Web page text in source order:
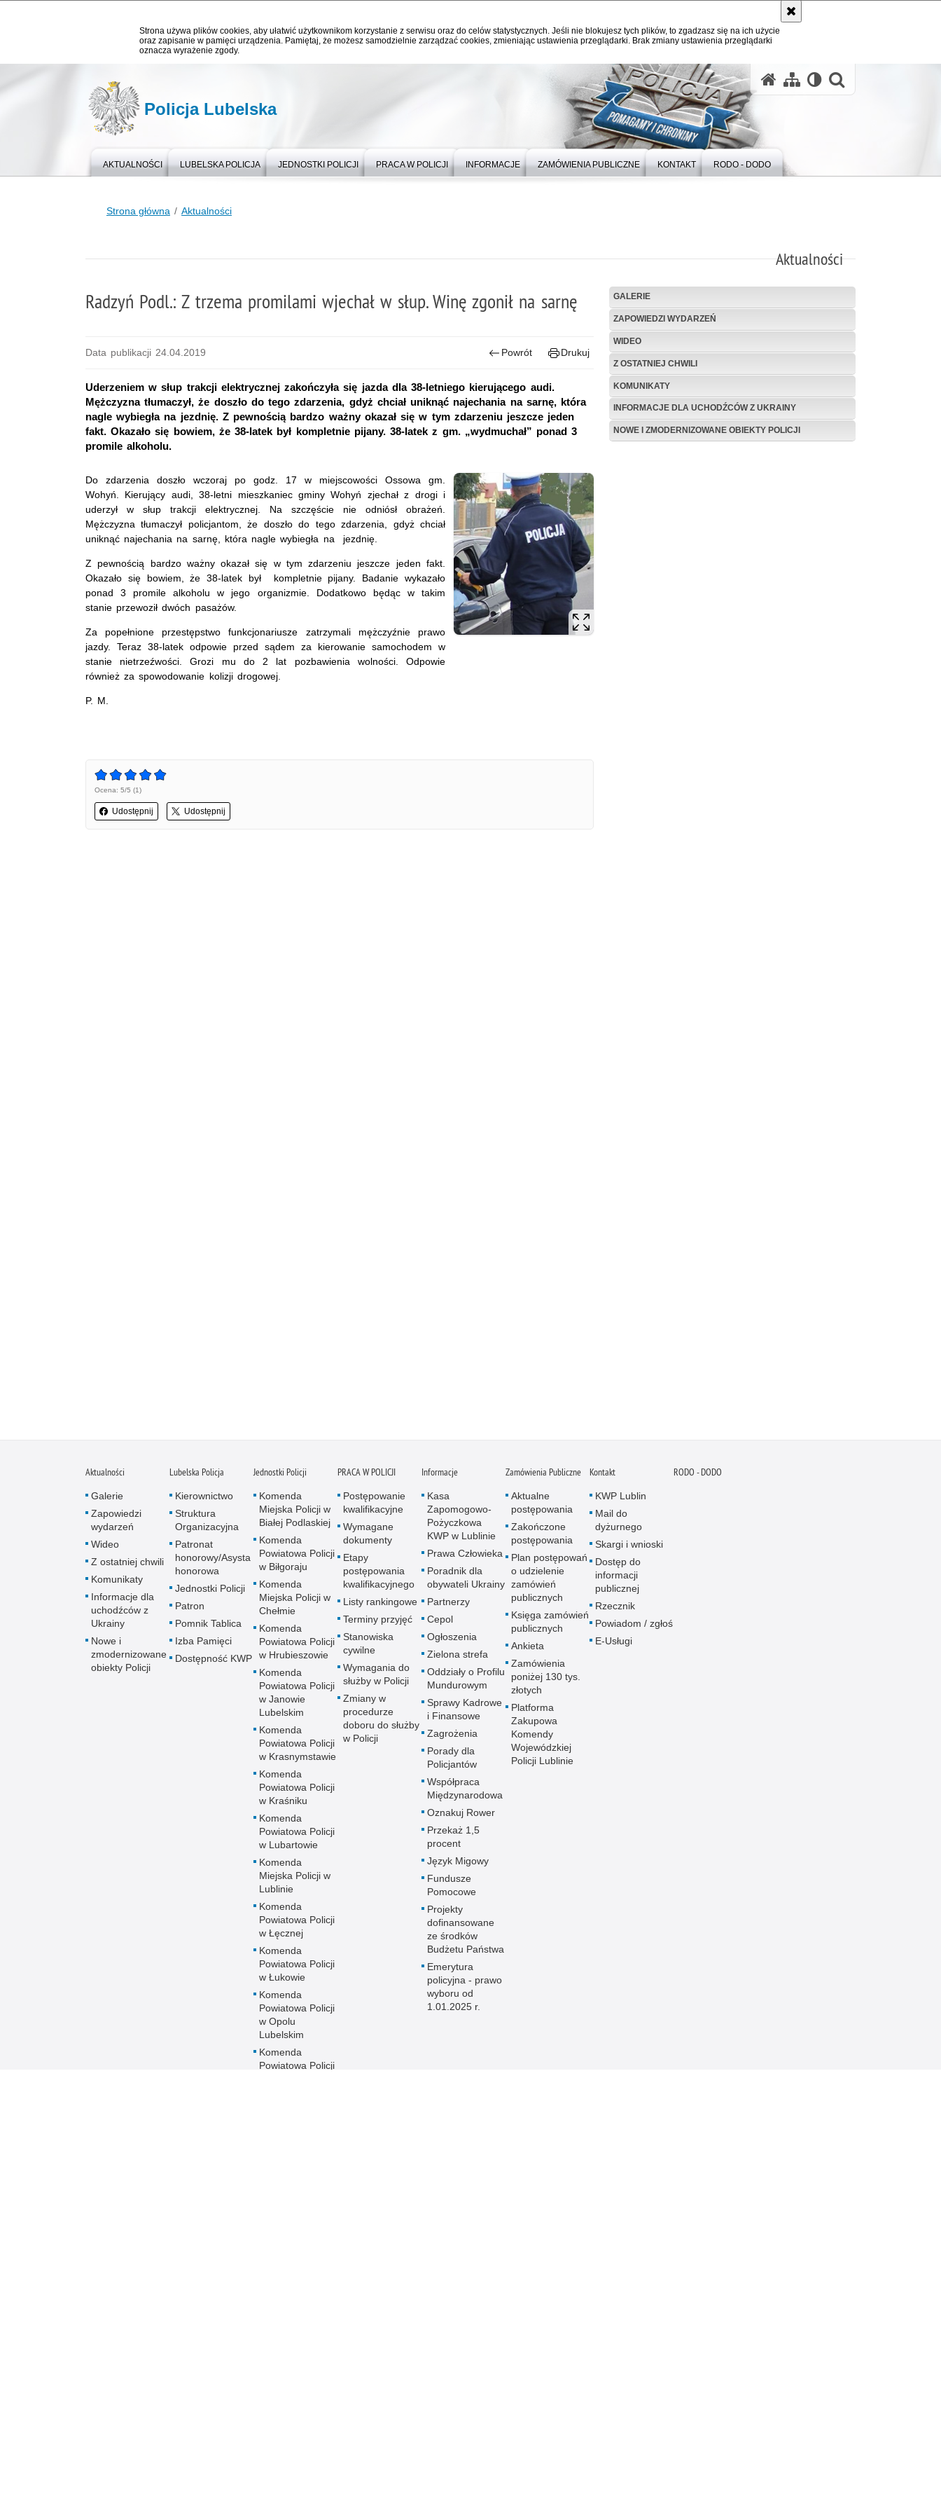
Strona używa plików cookies, aby ułatwić użytkownikom korzystanie z serwisu oraz do celów statystycznych. Jeśli nie blokujesz tych plików, to zgadzasz się na ich użycie
oraz zapisanie w pamięci urządzenia. Pamiętaj, że możesz samodzielnie zarządzać cookies, zmieniając ustawienia przeglądarki. Brak zmiany ustawienia przeglądarki
oznacza wyrażenie zgody.
Policja Lubelska
AKTUALNOŚCI LUBELSKA POLICJA JEDNOSTKI POLICJI PRACA W POLICJI INFORMACJE ZAMÓWIENIA PUBLICZNE KONTAKT RODO - DODO
Strona główna Aktualności
Aktualności
Radzyń Podl.: Z trzema promilami wjechał w słup. Winę zgonił na sarnę
Data publikacji 24.04.2019 Powrót Drukuj
Uderzeniem w słup trakcji elektrycznej zakończyła się jazda dla 38-letniego kierującego audi.
Mężczyzna tłumaczył, że doszło do tego zdarzenia, gdyż chciał uniknąć najechania na sarnę, która
nagle wybiegła na jezdnię. Z pewnością bardzo ważny okazał się w tym zdarzeniu jeszcze jeden
fakt. Okazało się bowiem, że 38-latek był kompletnie pijany. 38-latek z gm. „wydmuchał” ponad 3
promile alkoholu.
Do zdarzenia doszło wczoraj po godz. 17 w miejscowości Ossowa gm.
Wohyń. Kierujący audi, 38-letni mieszkaniec gminy Wohyń zjechał z drogi i
uderzył w słup trakcji elektrycznej. Na szczęście nie odniósł obrażeń.
Mężczyzna tłumaczył policjantom, że doszło do tego zdarzenia, gdyż chciał
uniknąć najechania na sarnę, która nagle wybiegła na jezdnię.
Z pewnością bardzo ważny okazał się w tym zdarzeniu jeszcze jeden fakt.
Okazało się bowiem, że 38-latek był kompletnie pijany. Badanie wykazało
ponad 3 promile alkoholu w jego organizmie. Dodatkowo będąc w takim
stanie przewoził dwóch pasażów.
Za popełnione przestępstwo funkcjonariusze zatrzymali mężczyźnie prawo
jazdy. Teraz 38-latek odpowie przed sądem za kierowanie samochodem w
stanie nietrzeźwości. Grozi mu do 2 lat pozbawienia wolności. Odpowie
również za spowodowanie kolizji drogowej.
P. M.
Ocena: 5/5 (1)
Udostępnij Udostępnij
GALERIE
ZAPOWIEDZI WYDARZEŃ
WIDEO
Z OSTATNIEJ CHWILI
KOMUNIKATY
INFORMACJE DLA UCHODŹCÓW Z UKRAINY
NOWE I ZMODERNIZOWANE OBIEKTY POLICJI
Aktualności
Galerie
Zapowiedzi
wydarzeń
Wideo
Z ostatniej chwili
Komunikaty
Informacje dla
uchodźców z
Ukrainy
Nowe i
zmodernizowane
obiekty Policji
Lubelska Policja
Kierownictwo
Struktura
Organizacyjna
Patronat
honorowy/Asysta
honorowa
Jednostki Policji
Patron
Pomnik Tablica
Izba Pamięci
Dostępność KWP
Jednostki Policji
Komenda
Miejska Policji w
Białej Podlaskiej
Komenda
Powiatowa Policji
w Biłgoraju
Komenda
Miejska Policji w
Chełmie
Komenda
Powiatowa Policji
w Hrubieszowie
Komenda
Powiatowa Policji
w Janowie
Lubelskim
Komenda
Powiatowa Policji
w Krasnymstawie
Komenda
Powiatowa Policji
w Kraśniku
Komenda
Powiatowa Policji
w Lubartowie
Komenda
Miejska Policji w
Lublinie
Komenda
Powiatowa Policji
w Łęcznej
Komenda
Powiatowa Policji
w Łukowie
Komenda
Powiatowa Policji
w Opolu
Lubelskim
Komenda
Powiatowa Policji
PRACA W POLICJI
Postępowanie
kwalifikacyjne
Wymagane
dokumenty
Etapy
postępowania
kwalifikacyjnego
Listy rankingowe
Terminy przyjęć
Stanowiska
cywilne
Wymagania do
służby w Policji
Zmiany w
procedurze
doboru do służby
w Policji
Informacje
Kasa
Zapomogowo-
Pożyczkowa
KWP w Lublinie
Prawa Człowieka
Poradnik dla
obywateli Ukrainy
Partnerzy
Cepol
Ogłoszenia
Zielona strefa
Oddziały o Profilu
Mundurowym
Sprawy Kadrowe
i Finansowe
Zagrożenia
Porady dla
Policjantów
Współpraca
Międzynarodowa
Oznakuj Rower
Przekaż 1,5
procent
Język Migowy
Fundusze
Pomocowe
Projekty
dofinansowane
ze środków
Budżetu Państwa
Emerytura
policyjna - prawo
wyboru od
1.01.2025 r.
Zamówienia Publiczne
Aktualne
postępowania
Zakończone
postępowania
Plan postępowań
o udzielenie
zamówień
publicznych
Księga zamówień
publicznych
Ankieta
Zamówienia
poniżej 130 tys.
złotych
Platforma
Zakupowa
Komendy
Wojewódzkiej
Policji Lublinie
Kontakt
KWP Lublin
Mail do
dyżurnego
Skargi i wnioski
Dostęp do
informacji
publicznej
Rzecznik
Powiadom / zgłoś
E-Usługi
RODO - DODO